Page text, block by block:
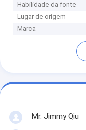
Habilidade da fonte
Lugar de origem
Marca
Mr. Jimmy Qiu